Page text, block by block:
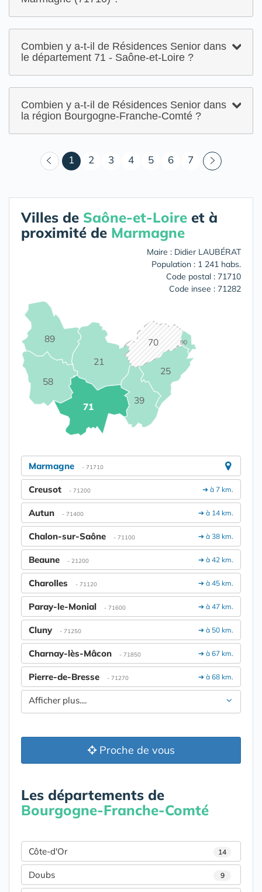
Combien y a-t-il de Résidences Senior dans
le département 71 - Saône-et-Loire ?
Combien y a-t-il de Résidences Senior dans
la région Bourgogne-Franche-Comté ?
1 (courant)
2 3 4 5 6 7
Villes de Saône-et-Loire et à
proximité de Marmagne
Maire : Didier LAUBÉRAT
Population : 1 241 habs.
Code postal : 71710
Code insee : 71282
21
25
39
58
70
71
89 90
Marmagne - 71710
➔ à 7 km.
Creusot - 71200
➔ à 14 km.
Autun - 71400
➔ à 38 km.
Chalon-sur-Saône - 71100
➔ à 42 km.
Beaune - 21200
➔ à 45 km.
Charolles - 71120
➔ à 47 km.
Paray-le-Monial - 71600
➔ à 50 km.
Cluny - 71250
➔ à 67 km.
Charnay-lès-Mâcon - 71850
➔ à 68 km.
Pierre-de-Bresse - 71270
Afficher plus....
Proche de vous
Les départements de
Bourgogne-Franche-Comté
Côte-d'Or 14
Doubs 9